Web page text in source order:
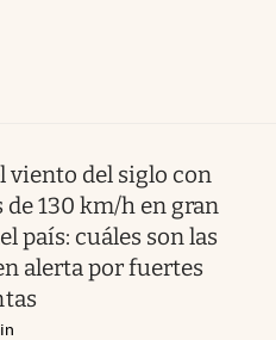
viento del siglo con
de 130 km/h en gran
país: cuáles son las
alerta por fuertes